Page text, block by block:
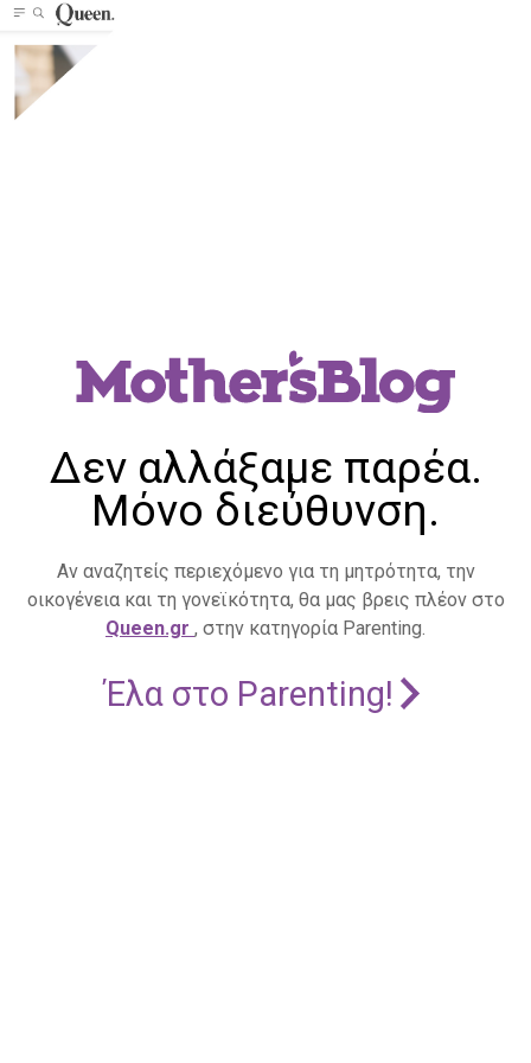
Δεν αλλάξαμε παρέα.
Μόνο διεύθυνση.
Αν αναζητείς περιεχόμενο για τη μητρότητα, την
οικογένεια και τη γονεϊκότητα, θα μας βρεις πλέον στο
Queen.gr , στην κατηγορία Parenting.
Έλα στο Parenting!